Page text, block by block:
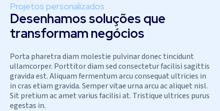
Projetos personalizados
Desenhamos soluções que
transformam negócios
Porta pharetra diam molestie pulvinar donec tincidunt
ullamcorper. Porttitor diam sed consectetur facilisi sagittis
gravida est. Aliquam fermentum arcu consequat ultricies in
in cras etiam gravida. Semper vitae urna arcu ac aliquet nisl.
Sit pretium ac amet varius facilisi at. Tristique ultrices purus
egestas in.